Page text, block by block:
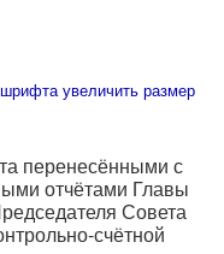
увеличить размер
перенесёнными с
отчётами Главы
Совета
счётной